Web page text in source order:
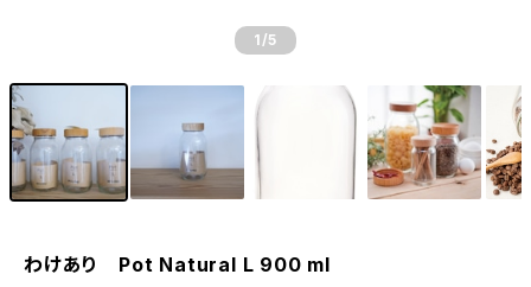
1 /5
わけあり Pot Natural L 900 ml